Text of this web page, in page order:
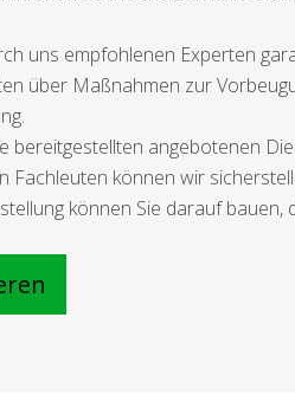
uns empfohlenen Experten
über Maßnahmen zur
angebotenen
können wir
können Sie darauf bauen,